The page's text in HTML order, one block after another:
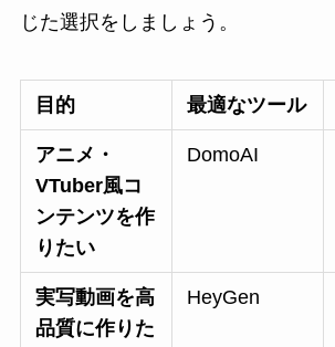
じた選択をしましょう。
目的 最適なツール
アニメ・
VTuber風コ
ンテンツを作
りたい
DomoAI
実写動画を高
品質に作りた
HeyGen